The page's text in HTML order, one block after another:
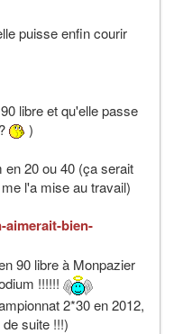
puisse enfin courir
libre et qu'elle passe
)
en 20 ou 40 (ça serait
l'a mise au travail)
aimerait-bien-
90 libre à Monpazier
!!!!!!
2*30 en 2012,
suite !!!)